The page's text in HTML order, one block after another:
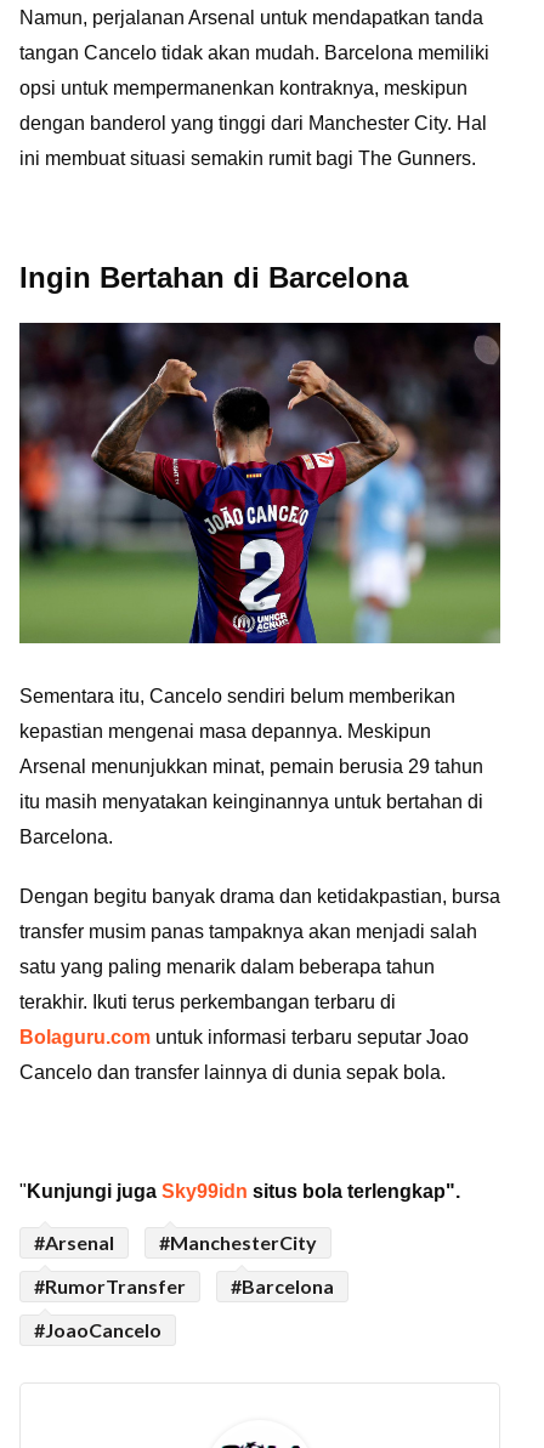
Namun, perjalanan Arsenal untuk mendapatkan tanda
tangan Cancelo tidak akan mudah. Barcelona memiliki
opsi untuk mempermanenkan kontraknya, meskipun
dengan banderol yang tinggi dari Manchester City. Hal
ini membuat situasi semakin rumit bagi The Gunners.
Ingin Bertahan di Barcelona
Sementara itu, Cancelo sendiri belum memberikan
kepastian mengenai masa depannya. Meskipun
Arsenal menunjukkan minat, pemain berusia 29 tahun
itu masih menyatakan keinginannya untuk bertahan di
Barcelona.
Dengan begitu banyak drama dan ketidakpastian, bursa
transfer musim panas tampaknya akan menjadi salah
satu yang paling menarik dalam beberapa tahun
terakhir. Ikuti terus perkembangan terbaru di
Bolaguru.com untuk informasi terbaru seputar Joao
Cancelo dan transfer lainnya di dunia sepak bola.
" Kunjungi juga Sky99idn situs bola terlengkap".
#Arsenal
#ManchesterCity
#RumorTransfer
#Barcelona
#JoaoCancelo